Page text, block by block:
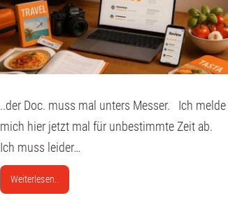
..der Doc. muss mal unters Messer. Ich melde
mich hier jetzt mal für unbestimmte Zeit ab.
Ich muss leider…
Weiterlesen..